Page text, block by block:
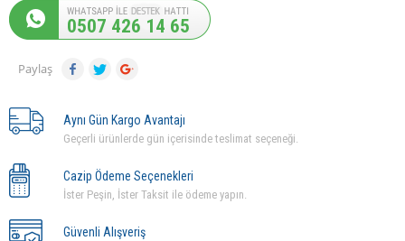
0507 426 14 65
Paylaş
Aynı Gün Kargo Avantajı
Geçerli ürünlerde gün içerisinde teslimat seçeneği.
Cazip Ödeme Seçenekleri
İster Peşin, İster Taksit ile ödeme yapın.
Güvenli Alışveriş